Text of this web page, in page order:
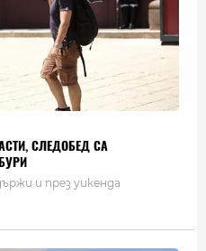
СЛЕДОБЕД СА
и през уикенда